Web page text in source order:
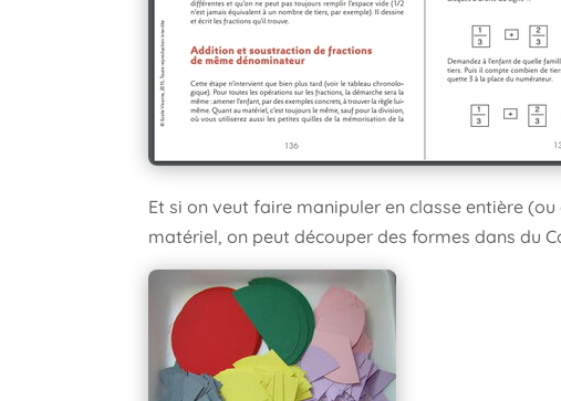
Et si on veut faire manipuler en classe entière
matériel, on peut découper des formes dans du